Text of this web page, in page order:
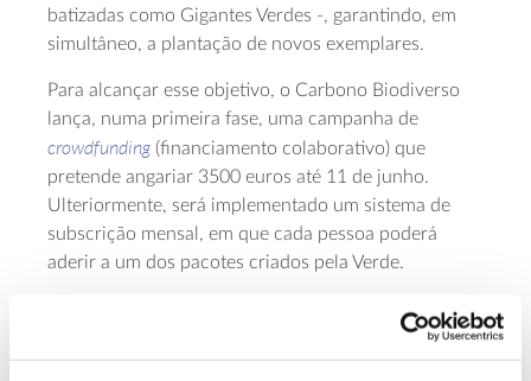
batizadas como Gigantes Verdes -, garantindo, em
simultâneo, a plantação de novos exemplares.
Para alcançar esse objetivo, o Carbono Biodiverso
lança, numa primeira fase, uma campanha de
crowdfunding (financiamento colaborativo) que
pretende angariar 3500 euros até 11 de junho.
Ulteriormente, será implementado um sistema de
subscrição mensal, em que cada pessoa poderá
aderir a um dos pacotes criados pela Verde.
A associação lembra que cada gesto pode fazer a
diferença na preservação do património arbóreo do
município. Além de albergarem um grande número